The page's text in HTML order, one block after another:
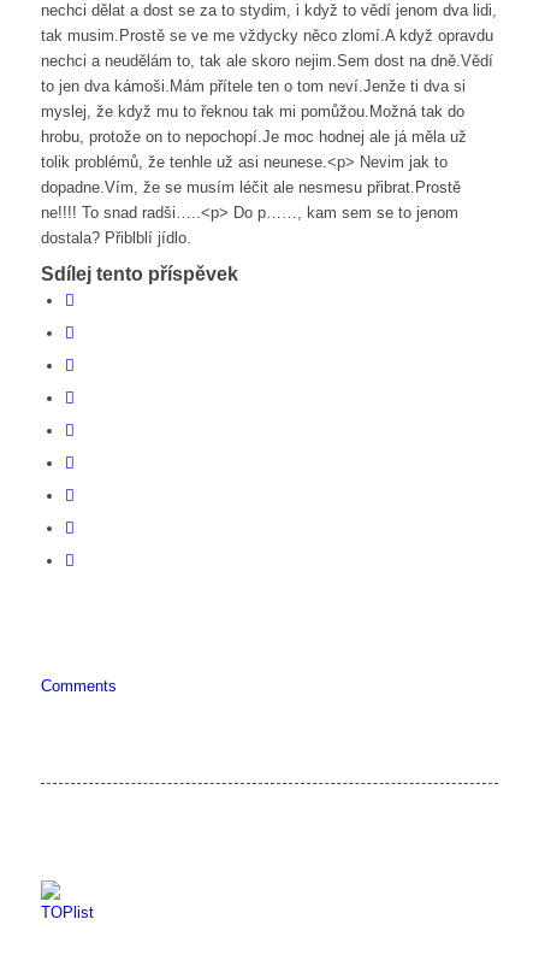
nechci dělat a dost se za to stydim, i když to vědí jenom dva lidi,
tak musim.Prostě se ve me vždycky něco zlomí.A když opravdu
nechci a neudělám to, tak ale skoro nejim.Sem dost na dně.Vědí
to jen dva kámoši.Mám přítele ten o tom neví.Jenže ti dva si
myslej, že když mu to řeknou tak mi pomůžou.Možná tak do
hrobu, protože on to nepochopí.Je moc hodnej ale já měla už
tolik problémů, že tenhle už asi neunese.<p> Nevim jak to
dopadne.Vím, že se musím léčit ale nesmesu přibrat.Prostě
ne!!!! To snad radši…..<p> Do p……, kam sem se to jenom
dostala? Přiblblí jídlo.
Sdílej tento příspěvek
Comments